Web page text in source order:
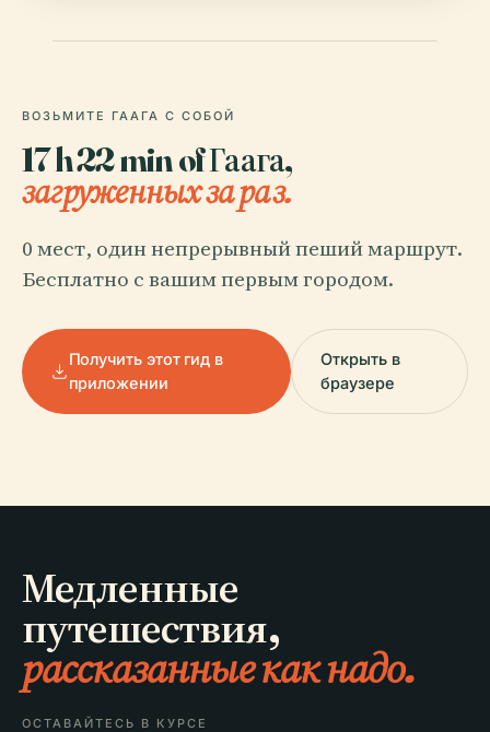
ВОЗЬМИТЕ ГААГА С СОБОЙ
17 h 22 min of Гаага,
загруженных за раз.
0 мест, один непрерывный пеший маршрут.
Бесплатно с вашим первым городом.
Получить этот гид в
приложении
Открыть в
браузере
Медленные
путешествия,
рассказанные как надо.
ОСТАВАЙТЕСЬ В КУРСЕ